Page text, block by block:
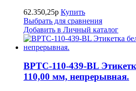
62.350,25р Купить
Выбрать для сравнения
Добавить в Личный каталог
BPTC-110-439-BL
110,00 мм, непрерывная.